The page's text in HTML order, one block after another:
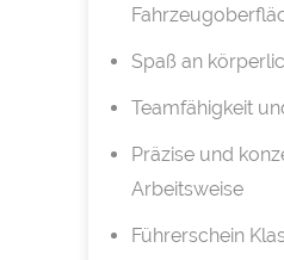
Spaß an
Teamfähigkeit
Präzise und
Arbeitsweise
Führerschein